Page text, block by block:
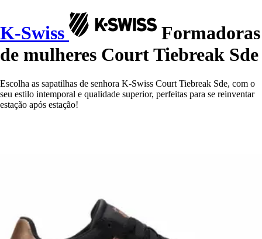
K-Swiss
Formadoras
de mulheres Court Tiebreak Sde
Escolha as sapatilhas de senhora K-Swiss Court Tiebreak Sde, com o
seu estilo intemporal e qualidade superior, perfeitas para se reinventar
estação após estação!